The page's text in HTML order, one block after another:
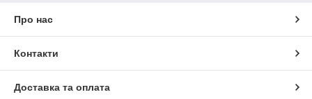
Про нас
Контакти
Доставка та оплата